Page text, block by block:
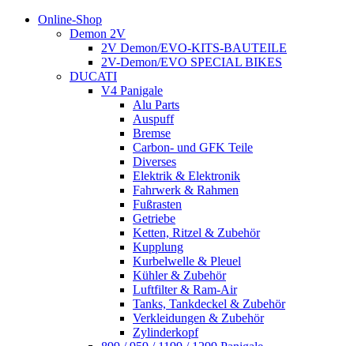
Online-Shop
Demon 2V
2V Demon/EVO-KITS-BAUTEILE
2V-Demon/EVO SPECIAL BIKES
DUCATI
V4 Panigale
Alu Parts
Auspuff
Bremse
Carbon- und GFK Teile
Diverses
Elektrik & Elektronik
Fahrwerk & Rahmen
Fußrasten
Getriebe
Ketten, Ritzel & Zubehör
Kupplung
Kurbelwelle & Pleuel
Kühler & Zubehör
Luftfilter & Ram-Air
Tanks, Tankdeckel & Zubehör
Verkleidungen & Zubehör
Zylinderkopf